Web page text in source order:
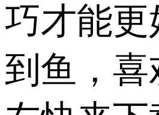
巧才能更
到鱼，喜